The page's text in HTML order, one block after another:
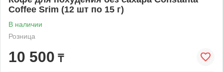
Coffee Srim (12 шт по 15 г)
В наличии
Розница
10 500 ₸